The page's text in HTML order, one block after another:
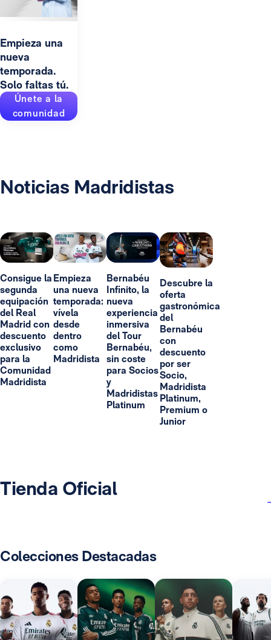
Empieza una
nueva
temporada.
Solo faltas tú.
Únete a la
comunidad
Noticias Madridistas
Consigue la
segunda
equipación
del Real
Madrid con
descuento
exclusivo
para la
Comunidad
Madridista
Empieza
una nueva
temporada:
vívela
desde
dentro
como
Madridista
Bernabéu
Infinito, la
nueva
experiencia
inmersiva
del Tour
Bernabéu,
sin coste
para Socios
y
Madridistas
Platinum
Descubre la
oferta
gastronómica
del
Bernabéu
con
descuento
por ser
Socio,
Madridista
Platinum,
Premium o
Junior
Tienda Oficial
Colecciones Destacadas